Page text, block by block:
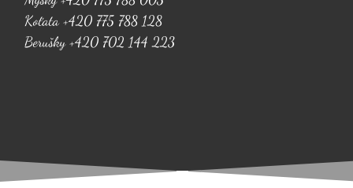
Koťata +420 775 788 128
Berušky +420 702 144 223